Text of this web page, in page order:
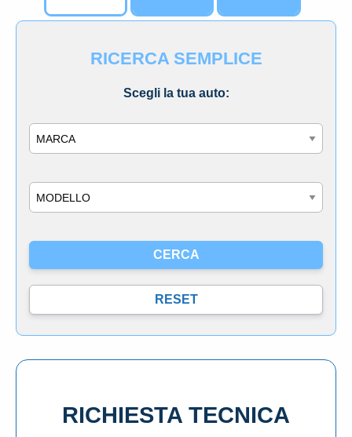
RICERCA SEMPLICE
Scegli la tua auto:
RICHIESTA TECNICA